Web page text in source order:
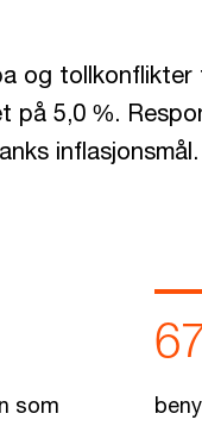
og tollkonflikter
på 5,0 %.
inflasjonsmål.
som